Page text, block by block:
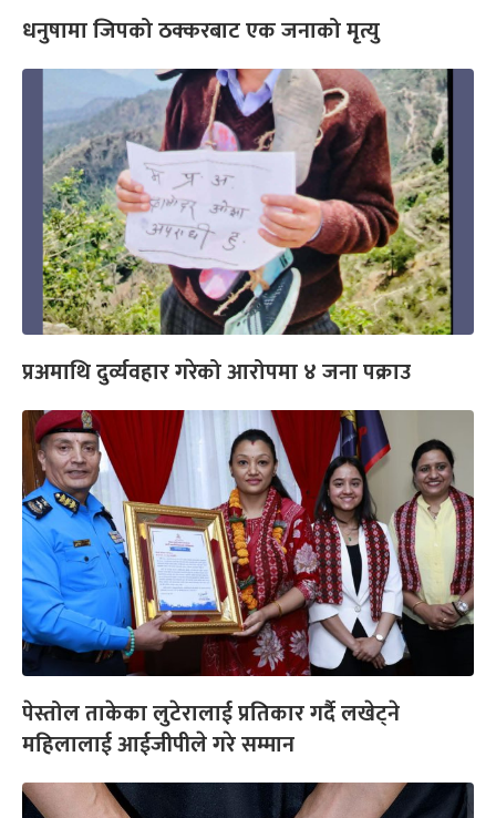
धनुषामा जिपको ठक्करबाट एक जनाको मृत्यु
प्रअमाथि दुर्व्यवहार गरेको आरोपमा ४ जना पक्राउ
पेस्तोल ताकेका लुटेरालाई प्रतिकार गर्दै लखेट्ने
महिलालाई आईजीपीले गरे सम्मान